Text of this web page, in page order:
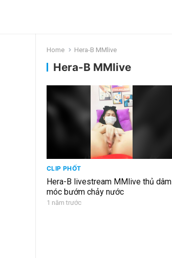
Home Hera-B MMlive
Hera-B MMlive
CLIP PHỐT
Hera-B livestream MMlive thủ dâm
móc bướm chảy nước
1 năm trước